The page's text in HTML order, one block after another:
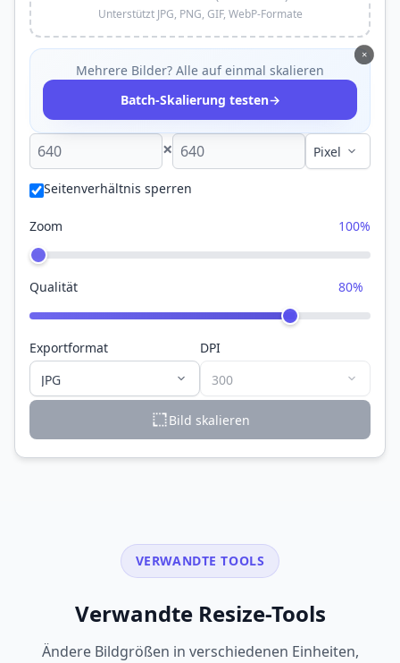
Unterstützt JPG, PNG, GIF, WebP-Formate
×
Mehrere Bilder? Alle auf einmal skalieren
Batch-Skalierung testen→
×
Seitenverhältnis sperren
Zoom 100%
Qualität 80%
Exportformat DPI
Bild skalieren
VERWANDTE TOOLS
Verwandte Resize-Tools
Ändere Bildgrößen in verschiedenen Einheiten,